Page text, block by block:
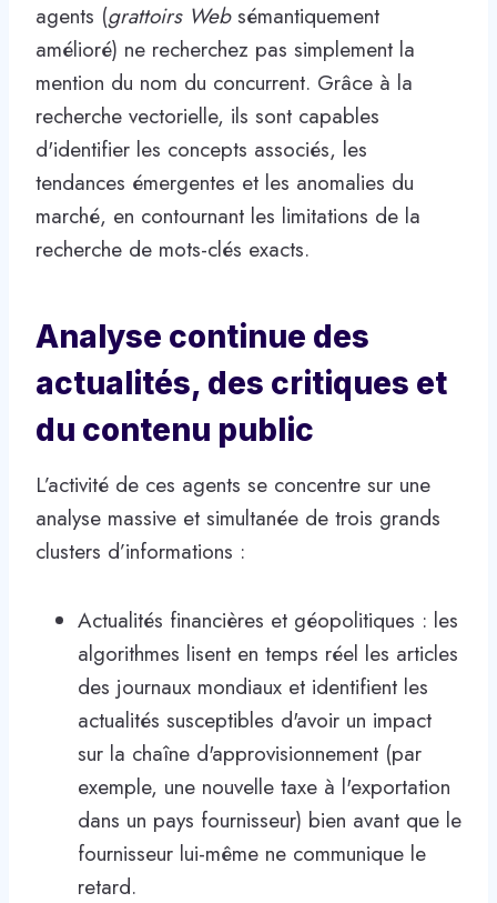
agents (grattoirs Websémantiquement
amélioré) ne recherchez pas simplement la
mention du nom du concurrent. Grâce à la
recherche vectorielle, ils sont capables
d'identifier les concepts associés, les
tendances émergentes et les anomalies du
marché, en contournant les limitations de la
recherche de mots-clés exacts.
Analyse continue des
actualités, des critiques et
du contenu public
L’activité de ces agents se concentre sur une
analyse massive et simultanée de trois grands
clusters d’informations :
Actualités financières et géopolitiques : les
algorithmes lisent en temps réel les articles
des journaux mondiaux et identifient les
actualités susceptibles d'avoir un impact
sur la chaîne d'approvisionnement (par
exemple, une nouvelle taxe à l'exportation
dans un pays fournisseur) bien avant que le
fournisseur lui-même ne communique le
retard.